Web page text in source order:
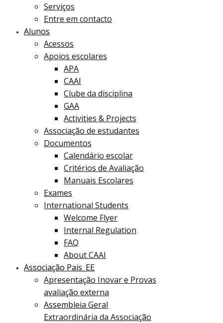
Serviços
Entre em contacto
Alunos
Acessos
Apoios escolares
APA
CAAI
Clube da disciplina
GAA
Activities & Projects
Associação de estudantes
Documentos
Calendário escolar
Critérios de Avaliação
Manuais Escolares
Exames
International Students
Welcome Flyer
Internal Regulation
FAQ
About CAAI
Associação Pais_EE
Apresentação Inovar e Provas
avaliação externa
Assembleia Geral
Extraordinária da Associação